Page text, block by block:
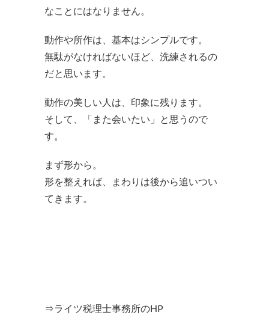
なことにはなりません。
動作や所作は、基本はシンプルです。
無駄がなければないほど、洗練されるの
だと思います。
動作の美しい人は、印象に残ります。
そして、「また会いたい」と思うので
す。
まず形から。
形を整えれば、まわりは後から追いつい
てきます。
⇒ライツ税理士事務所のHP